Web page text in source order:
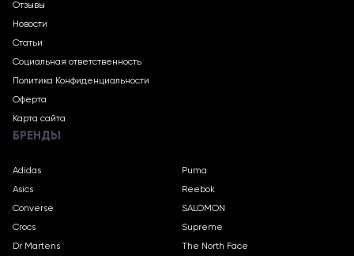
Отзывы
Новости
Статьи
Социальная ответственность
Политика Конфиденциальности
Оферта
Карта сайта
БРЕНДЫ
Adidas
Asics
Converse
Crocs
Dr Martens
Puma
Reebok
SALOMON
Supreme
The North Face